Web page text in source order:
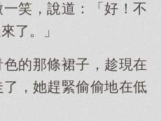
笑，說道：「好！不
了。」
的那條裙子，趁現在
，她趕緊偷偷地在低